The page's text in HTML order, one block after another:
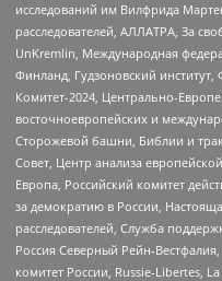
исследований им Вилфрида
расследователей, АЛЛАТРА, За
UnKremlin, Международная
Финланд, Гудзоновский
Комитет-2024, Центрально-
восточноевропейских и
Сторожевой башни, Библии и
Совет, Центр анализа
Европа, Российский комитет
за демократию в России,
расследователей, Служба
Россия Северный Рейн-
комитет России, Russie-Libertes,